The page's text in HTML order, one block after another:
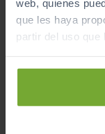
web, quienes
que les haya
partir del uso que